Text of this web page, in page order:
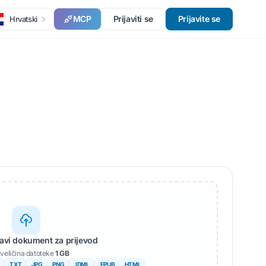
Hrvatski MCP Prijaviti se Prijavite se
dokument za prijevod
datoteke1 GB
.TXT .JPG .PNG . IDML . EPUB .HTML